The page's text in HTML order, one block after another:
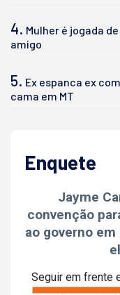
4. Mulher é jogada
amigo
5. Ex espanca ex
cama em MT
Enquete
Jayme
convenção
ao governo
Seguir em frente